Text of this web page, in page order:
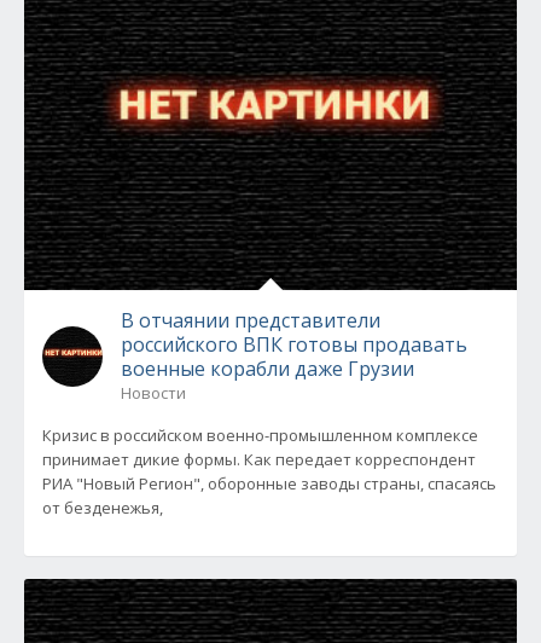
В отчаянии представители
российского ВПК готовы продавать
военные корабли даже Грузии
Новости
Кризис в российском военно-промышленном комплексе
принимает дикие формы. Как передает корреспондент
РИА "Новый Регион", оборонные заводы страны, спасаясь
от безденежья,